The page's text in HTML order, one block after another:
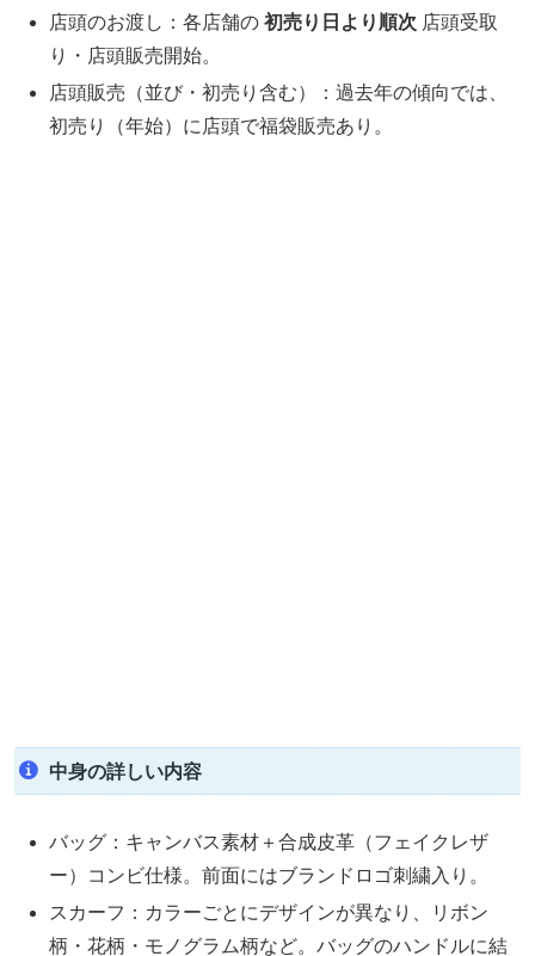
店頭のお渡し：各店舗の初売り日より順次 店頭受取
り・店頭販売開始。
店頭販売（並び・初売り含む）：過去年の傾向では、
初売り（年始）に店頭で福袋販売あり。
中身の詳しい内容
バッグ：キャンバス素材＋合成皮革（フェイクレザ
ー）コンビ仕様。前面にはブランドロゴ刺繍入り。
スカーフ：カラーごとにデザインが異なり、リボン
柄・花柄・モノグラム柄など。バッグのハンドルに結